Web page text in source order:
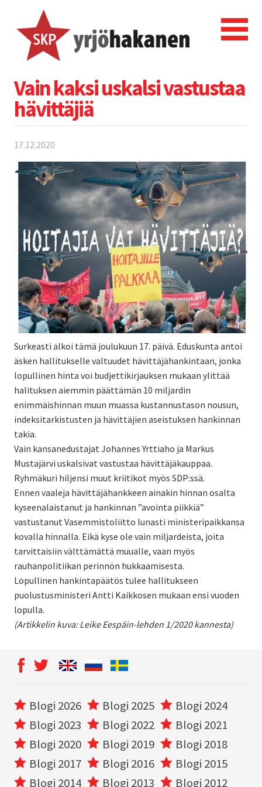
Vain kaksi uskalsi vastustaa
hävittäjiä
17.12.2020
Surkeasti alkoi tämä joulukuun 17. päivä. Eduskunta antoi
äsken hallitukselle valtuudet hävittäjähankintaan, jonka
lopullinen hinta voi budjettikirjauksen mukaan ylittää
halituksen aiemmin päättämän 10 miljardin
enimmäishinnan muun muassa kustannustason nousun,
indeksitarkistusten ja hävittäjien aseistuksen hankinnan
takia.
Vain kansanedustajat Johannes Yrttiaho ja Markus
Mustajärvi uskalsivat vastustaa hävittäjäkauppaa.
Ryhmäkuri hiljensi muut kriitikot myös SDP:ssä.
Ennen vaaleja hävittäjähankkeen ainakin hinnan osalta
kyseenalaistanut ja hankinnan ”avointa piikkiä”
vastustanut Vasemmistoliitto lunasti ministeripaikkansa
kovalla hinnalla. Eikä kyse ole vain miljardeista, joita
tarvittaisiin välttämättä muualle, vaan myös
rauhanpolitiikan perinnön hukkaamisesta.
Lopullinen hankintapäätös tulee hallitukseen
puolustusministeri Antti Kaikkosen mukaan ensi vuoden
lopulla.
(Artikkelin kuva: Leike Eespäin-lehden 1/2020 kannesta)
Blogi 2026 Blogi 2025
Blogi 2024
Blogi 2023
Blogi 2022
Blogi 2021
Blogi 2020
Blogi 2019
Blogi 2018
Blogi 2017
Blogi 2016
Blogi 2015
Blogi 2014
Blogi 2013 Blogi 2012